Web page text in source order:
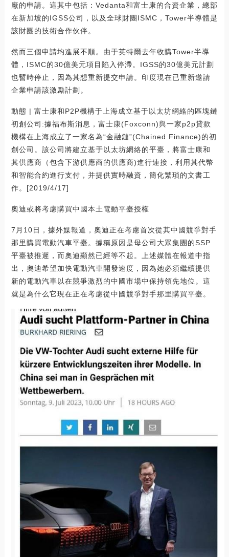
廠的申請。這其中包括：Vedanta和富士康的合資企業，總部
在新加坡的IGSS公司，以及全球財團ISMC，Tower半導體是
該財團的技術合作伙伴。
然而三個申請均進展不順。由于英特爾去年收購Tower半導
體，ISMC的30億美元項目陷入停滯。IGSS的30億美元計劃
也暫時停止，因為其想重新提交申請。印度現在已重新邀請
企業申請該激勵計劃。
動態 | 富士康和P2P機構于上海成立基于以太坊網絡的區塊鏈
初創公司:據福布斯消息，富士康(Foxconn)與一家p2p貸款
機構在上海成立了一家名為“金融鏈”(Chained Finance)的初
創公司。該公司將建立基于以太坊網絡的平臺，將富士康和
其供應商（包含下游供應商的供應商)進行連接，利用其代幣
和智能合約進行支付，并提供實時融資，簡化繁瑣的文書工
作。[2019/4/17]
奧迪或將考慮購買中國本土電動平臺授權
7月10日，據外媒報道，奧迪正在考慮首次從其中國競爭對手
那里購買電動汽車平臺。據稱原因是母公司大眾集團的SSP
平臺被推遲，而奧迪顯然已經等不起。上述媒體在報道中指
出，奧迪希望加快電動汽車開發速度，因為她必須繼續提供
新的電動汽車以在競爭激烈的中國市場中保持領先地位。這
就是為什么它現在正在考慮從中國競爭對手那里購買平臺。